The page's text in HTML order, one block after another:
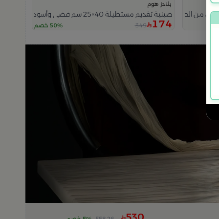
بلندز هوم
صينية تقديم مستطيلة 40×25 سم فضي وأسود خشبية بمقابض خشبية من نقاء
174
349 50% خصم